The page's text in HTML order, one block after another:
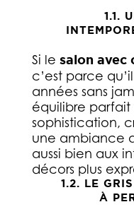
1.1.
Si le salon avec
c’est parce
années sans
équilibre
sophistication,
une ambiance
aussi bien aux
décors plus
1.2. LE
À